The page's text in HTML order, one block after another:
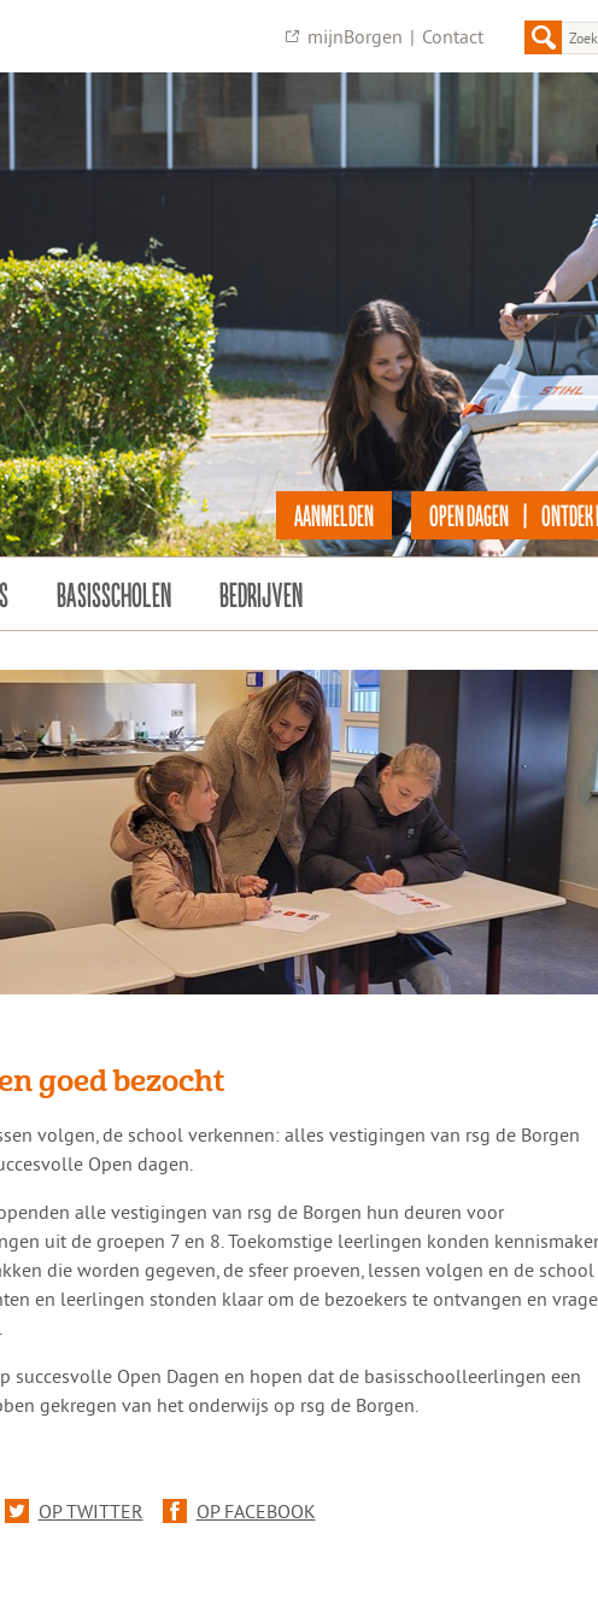
mijnBorgen | Contact
OPEN DAGEN | ONTDEK
AANMELDEN
BASISSCHOLEN BEDRIJVEN
goed bezocht
volgen, de school verkennen: alles vestigingen van rsg de Borgen
Open dagen.
alle vestigingen van rsg de Borgen hun deuren voor
uit de groepen 7 en 8. Toekomstige leerlingen konden
die worden gegeven, de sfeer proeven, lessen volgen en de school
en leerlingen stonden klaar om de bezoekers te ontvangen en
succesvolle Open Dagen en hopen dat de basisschoolleerlingen een
gekregen van het onderwijs op rsg de Borgen.
OP TWITTER OP FACEBOOK